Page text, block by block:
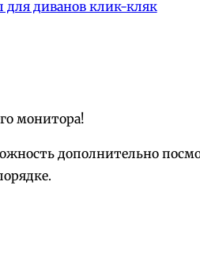
для диванов клик-кляк
монитора!
дополнительно